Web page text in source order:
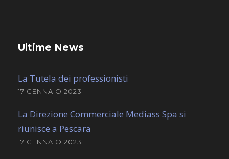
Ultime News
La Tutela dei professionisti
17 GENNAIO 2023
La Direzione Commerciale Mediass Spa si
riunisce a Pescara
17 GENNAIO 2023